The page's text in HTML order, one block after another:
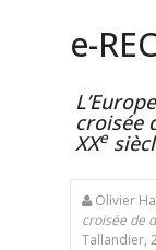
e-
croisée
XXe
Olivier
croisée de
Tallandier,